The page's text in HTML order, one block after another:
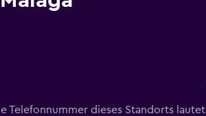
Telefonnummer dieses Standorts lautet